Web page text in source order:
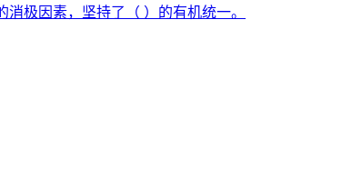
极因素，坚持了（ ）的有机统一。